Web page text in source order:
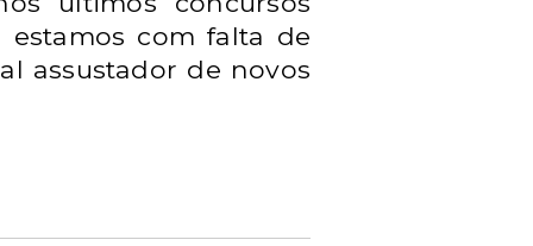
estamos com falta de
assustador de novos